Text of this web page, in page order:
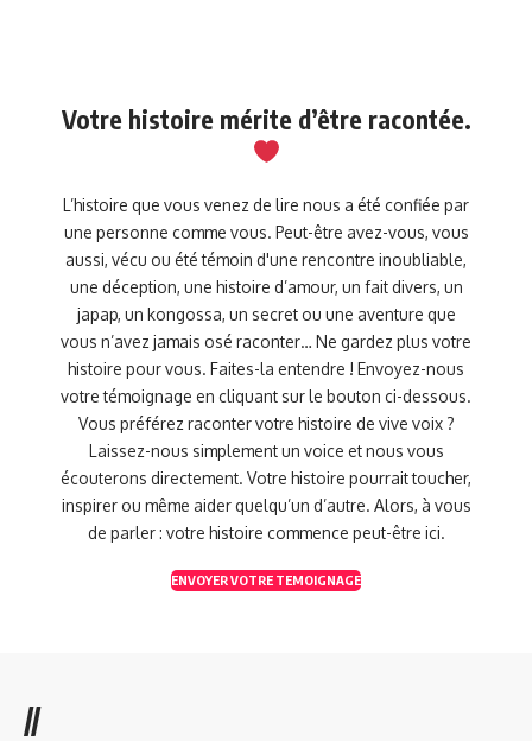
Votre histoire mérite d’être racontée.
L’histoire que vous venez de lire nous a été confiée par
une personne comme vous. Peut-être avez-vous, vous
aussi, vécu ou été témoin d'une rencontre inoubliable,
une déception, une histoire d’amour, un fait divers, un
japap, un kongossa, un secret ou une aventure que
vous n’avez jamais osé raconter… Ne gardez plus votre
histoire pour vous. Faites-la entendre ! Envoyez-nous
votre témoignage en cliquant sur le bouton ci-dessous.
Vous préférez raconter votre histoire de vive voix ?
Laissez-nous simplement un voice et nous vous
écouterons directement. Votre histoire pourrait toucher,
inspirer ou même aider quelqu’un d’autre. Alors, à vous
de parler : votre histoire commence peut-être ici.
ENVOYER VOTRE TEMOIGNAGE
//